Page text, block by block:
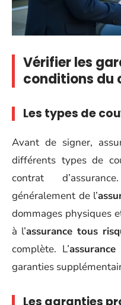
Vérifier les
conditions du
Les types de
Avant de signer,
différents types de
contrat
généralement de l’
dommages physiques
à l’assurance tous
complète. L’
garanties